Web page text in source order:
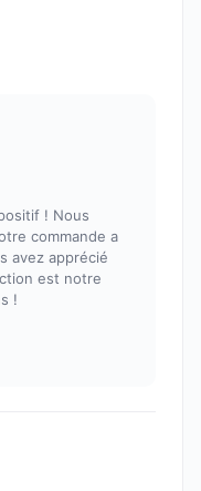
! Nous
commande a
avez apprécié
est notre
!